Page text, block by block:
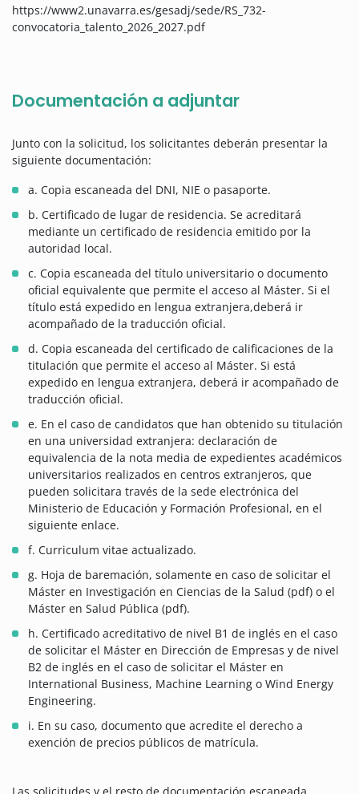
https://www2.unavarra.es/gesadj/sede/RS_732-
convocatoria_talento_2026_2027.pdf
Documentación a adjuntar
Junto con la solicitud, los solicitantes deberán presentar la
siguiente documentación:
a. Copia escaneada del DNI, NIE o pasaporte.
b. Certificado de lugar de residencia. Se acreditará
mediante un certificado de residencia emitido por la
autoridad local.
c. Copia escaneada del título universitario o documento
oficial equivalente que permite el acceso al Máster. Si el
título está expedido en lengua extranjera,deberá ir
acompañado de la traducción oficial.
d. Copia escaneada del certificado de calificaciones de la
titulación que permite el acceso al Máster. Si está
expedido en lengua extranjera, deberá ir acompañado de
traducción oficial.
e. En el caso de candidatos que han obtenido su titulación
en una universidad extranjera: declaración de
equivalencia de la nota media de expedientes académicos
universitarios realizados en centros extranjeros, que
pueden solicitara través de la sede electrónica del
Ministerio de Educación y Formación Profesional, en el
siguiente enlace.
f. Curriculum vitae actualizado.
g. Hoja de baremación, solamente en caso de solicitar el
Máster en Investigación en Ciencias de la Salud (pdf) o el
Máster en Salud Pública (pdf).
h. Certificado acreditativo de nivel B1 de inglés en el caso
de solicitar el Máster en Dirección de Empresas y de nivel
B2 de inglés en el caso de solicitar el Máster en
International Business, Machine Learning o Wind Energy
Engineering.
i. En su caso, documento que acredite el derecho a
exención de precios públicos de matrícula.